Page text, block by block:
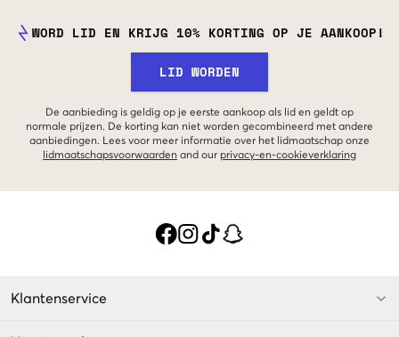
WORD LID EN KRIJG 10% KORTING OP JE AANKOOP!
LID WORDEN
De aanbieding is geldig op je eerste aankoop als lid en geldt op
normale prijzen. De korting kan niet worden gecombineerd met andere
aanbiedingen. Lees voor meer informatie over het lidmaatschap onze
lidmaatschapsvoorwaarden and our privacy-en-cookieverklaring
Klantenservice